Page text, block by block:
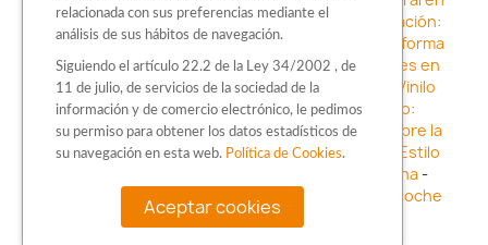
Barcelona-Explora la Innovación en Personalización:
Vinilo líquido barbarroja dip en Barcelona
Transforma
tu vehículo con estilo: Kits adhesivos para coches en
Barcelona-Personaliza tu vehículo con estilo: Vinilo
para coche en Barcelona-Destaca con Estilo:
Pegatinas personalizadas en Barcelona -Descubre la
distinción: Los Mejores stickers en Barcelona
Estilo
en movimiento: Sticker para motos en Barcelona-
Personalización sobre ruedas: Adhesivos para coche
en Barcelona
relacionada con sus preferencias mediante el
análisis de sus hábitos de navegación.
Siguiendo el artículo 22.2 de la Ley 34/2002 , de
11 de julio, de servicios de la sociedad de la
información y de comercio electrónico, le pedimos
su permiso para obtener los datos estadísticos de
su navegación en esta web. Política de Cookies.
Aceptar cookies